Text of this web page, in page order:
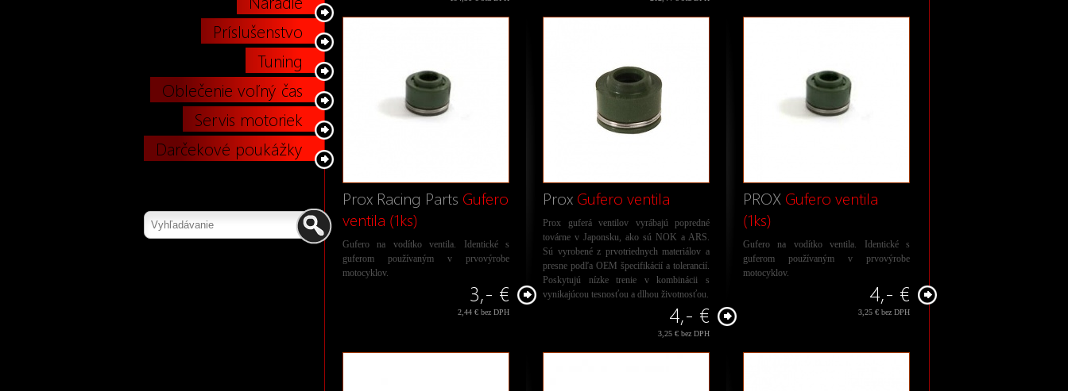
Prox Racing Parts Gufero
ventila (1ks)
Gufero na vodítko ventila. Identické s
guferom používaným v prvovýrobe
motocyklov.
3,- €
2,44 € bez DPH
Prox Gufero ventila
Prox guferá ventilov vyrábajú popredné
továrne v Japonsku, ako sú NOK a ARS.
Sú vyrobené z prvotriednych materiálov a
presne podľa OEM špecifikácií a tolerancií.
Poskytujú nízke trenie v kombinácii s
vynikajúcou tesnosťou a dlhou životnosťou.
4,- €
3,25 € bez DPH
PROX Gufero ventila
(1ks)
Gufero na vodítko ventila. Identické s
guferom používaným v prvovýrobe
motocyklov.
4,- €
3,25 € bez DPH
Príslušenstvo
Tuning
Oblečenie voľný čas
Servis motoriek
Darčekové poukážky